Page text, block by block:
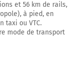
et 56 km de rails,
à pied, en
taxi ou VTC.
mode de transport